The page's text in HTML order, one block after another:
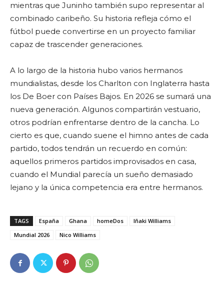
mientras que Juninho también supo representar al
combinado caribeño. Su historia refleja cómo el
fútbol puede convertirse en un proyecto familiar
capaz de trascender generaciones.
A lo largo de la historia hubo varios hermanos
mundialistas, desde los Charlton con Inglaterra hasta
los De Boer con Países Bajos. En 2026 se sumará una
nueva generación. Algunos compartirán vestuario,
otros podrían enfrentarse dentro de la cancha. Lo
cierto es que, cuando suene el himno antes de cada
partido, todos tendrán un recuerdo en común:
aquellos primeros partidos improvisados en casa,
cuando el Mundial parecía un sueño demasiado
lejano y la única competencia era entre hermanos.
TAGS España Ghana homeDos
Iñaki Williams
Mundial 2026
Nico Williams